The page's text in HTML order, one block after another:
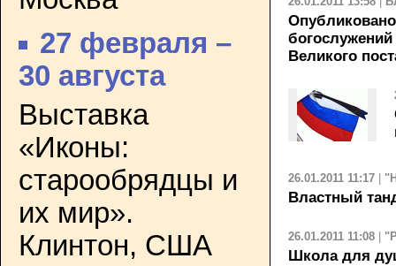
27 февраля –
30 августа
Выставка
«Иконы:
старообрядцы и
их мир».
Клинтон, США
Великого
26.01.2011 11:17 |
Властный
26.01.2011 11:08
Школа для